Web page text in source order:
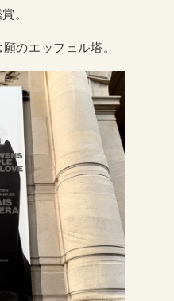
。
のエッフェル塔。